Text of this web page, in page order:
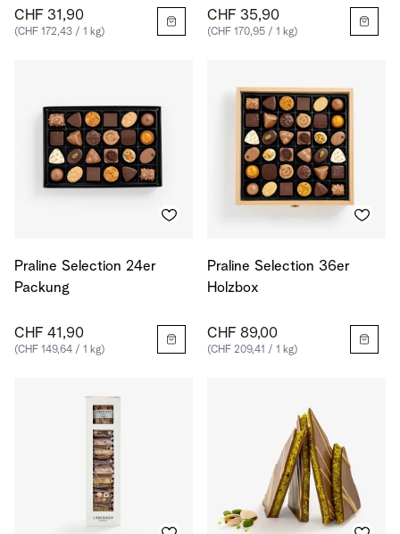
CHF 31,90
(CHF 172,43 / 1 kg)
CHF 35,90
(CHF 170,95 / 1 kg)
Praline Selection 24er
Packung
CHF 41,90
(CHF 149,64 / 1 kg)
Praline Selection 36er
Holzbox
CHF 89,00
(CHF 209,41 / 1 kg)